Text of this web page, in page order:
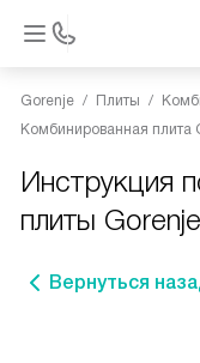
Gorenje Плиты
Комбинированная плита
Инструкция
плиты
Вернуться